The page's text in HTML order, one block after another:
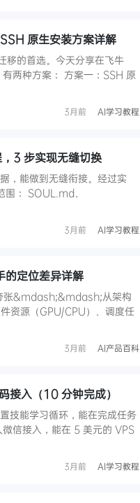
原生安装方案详解
的首选。今天分享在飞牛
两种方案： 方案一：SSH 原
3月前 AI学习教程
3 步实现无缝切换
能做到无缝衔接。经过实
： SOUL.md、
3月前 AI学习教程
定位差异详解
张&mdash;&mdash;从架构
资源（GPU/CPU）、调度任
3月前 AI产品百科
入（10 分钟完成）
能学习循环，能在完成任务
信接入，能在 5 美元的 VPS
3月前 AI学习教程